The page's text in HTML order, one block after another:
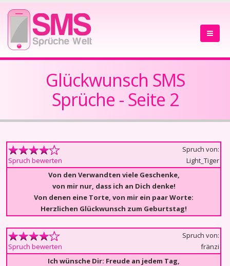
Glückwunsch SMS
Sprüche - Seite 2
Spruch bewerten
Spruch von:
Light_Tiger
Von den Verwandten viele Geschenke,
von mir nur, dass ich an Dich denke!
Von denen eine Torte, von mir ein paar Worte:
Herzlichen Glückwunsch zum Geburtstag!
Spruch bewerten
Spruch von:
fränzi
Ich wünsche Dir: Freude an jedem Tag,